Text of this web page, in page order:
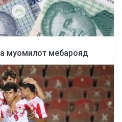
муомилот мебарояд